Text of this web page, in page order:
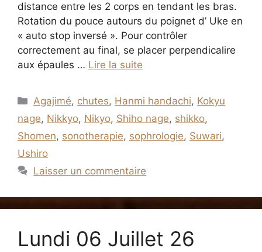
distance entre les 2 corps en tendant les bras.
Rotation du pouce autours du poignet d’ Uke en
« auto stop inversé ». Pour contrôler
correctement au final, se placer perpendicalire
aux épaules … Lire la suite
Catégories
Agajimé, chutes, Hanmi handachi, Kokyu
nage, Nikkyo, Nikyo, Shiho nage, shikko,
Shomen, sonotherapie, sophrologie, Suwari,
Ushiro
Laisser un commentaire
Lundi 06 Juillet 26